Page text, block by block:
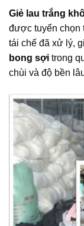
Giẻ lau trắng
được tuyển chọn
tái chế đã xử lý,
bong sợi trong
chùi và độ bền